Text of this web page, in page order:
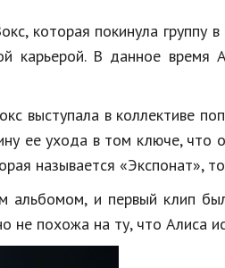
которая покинула группу
карьерой. В данное время
выступала в коллективе
ее ухода в том ключе, что
называется «Экспонат»,
и первый клип
не похожа на ту, что Алиса